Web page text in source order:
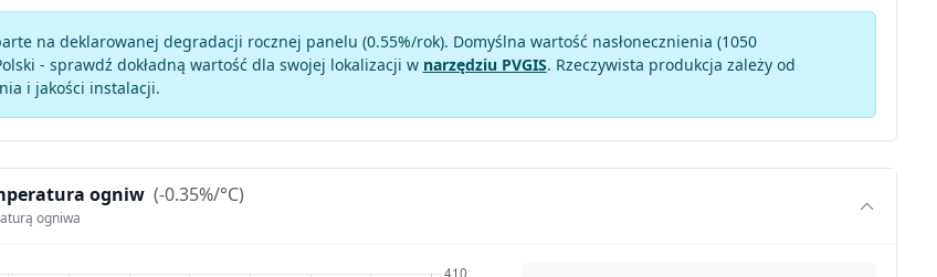
na deklarowanej degradacji rocznej panelu (0.55%/rok). Domyślna wartość nasłonecznienia (1050
- sprawdź dokładną wartość dla swojej lokalizacji w narzędziu PVGIS. Rzeczywista produkcja zależy od
i jakości instalacji.
ogniw (-0.35%/°C)
ogniwa